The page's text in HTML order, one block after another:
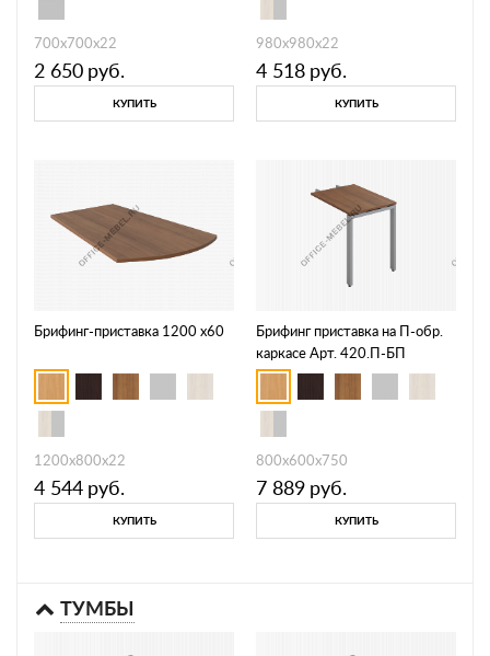
700х700х22
2 650 руб.
КУПИТЬ
980х980х22
4 518 руб.
КУПИТЬ
Брифинг-приставка 1200 х60
1200х800х22
4 544 руб.
КУПИТЬ
Брифинг приставка на П-обр.
каркасе Арт. 420.П-БП
800х600х750
7 889 руб.
КУПИТЬ
ТУМБЫ